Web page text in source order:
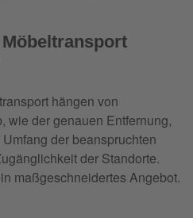
hängen von
wie der genauen Entfernung,
der beanspruchten
der Standorte.
maßgeschneidertes Angebot.